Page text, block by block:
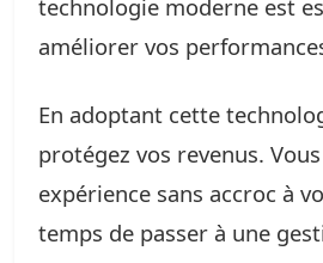
technologie moderne est
améliorer vos
En adoptant cette
protégez vos revenus.
expérience sans accroc à
temps de passer à une